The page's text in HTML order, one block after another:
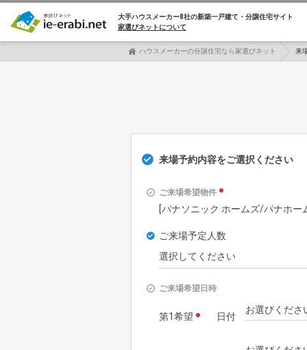
大手ハウスメーカー8社の新築一戸建て・分譲住宅サイト
家選びネットについて
ハウスメーカーの分譲住宅なら家選びネット 来
来場予約内容をご選択ください
ご来場希望物件
[パナソニック ホームズ/パナホ
ご来場予定人数
ご来場希望日時
第1希望 日付